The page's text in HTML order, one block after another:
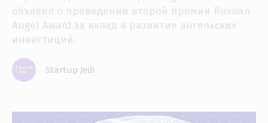
объявил о проведении второй премии Russian
Angel Award за вклад в развитие ангельских
инвестиций.
Startup Jedi